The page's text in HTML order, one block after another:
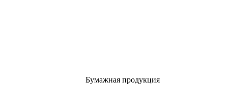
Бумажная продукция